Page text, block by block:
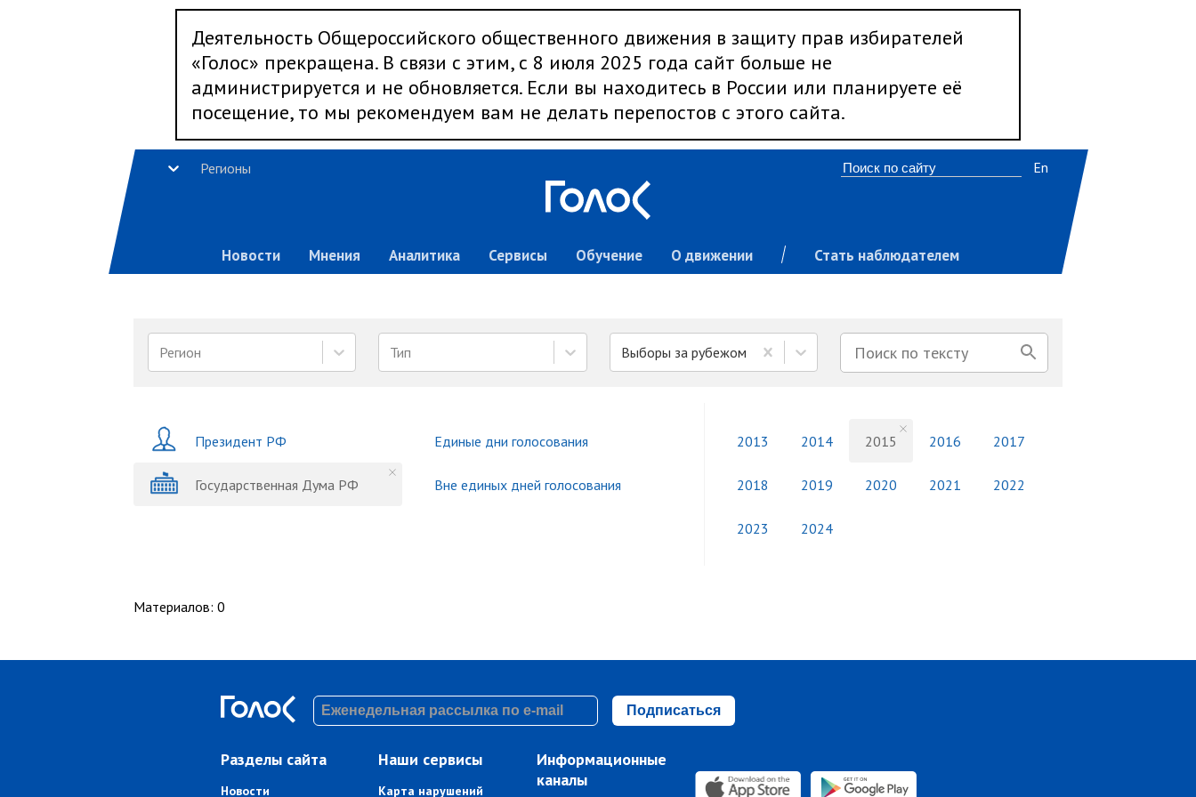
Деятельность Общероссийского общественного движения в защиту прав избирателей
«Голос» прекращена. В связи с этим, с 8 июля 2025 года сайт больше не
администрируется и не обновляется. Если вы находитесь в России или планируете её
посещение, то мы рекомендуем вам не делать перепостов с этого сайта.
Регионы
Новости Мнения Аналитика Сервисы Обучение О движении Стать наблюдателем
En
Регион Тип Выборы за рубежом
Президент РФ
Государственная Дума РФ
Единые дни голосования
Вне единых дней голосования
2013 2014 2015 2016 2017
2018 2019 2020 2021 2022
2023 2024
Материалов: 0
Подписаться
Разделы сайта
Новости
Наши сервисы
Карта нарушений
Информационные
каналы